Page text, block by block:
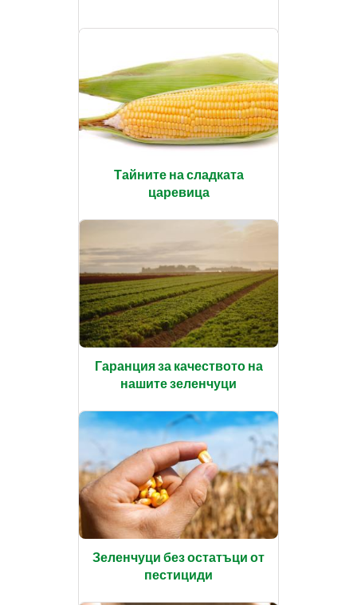
Тайните на сладката
царевица
Гаранция за качеството на
нашите зеленчуци
Зеленчуци без остатъци от
пестициди